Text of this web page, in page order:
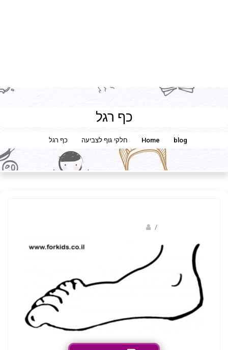
כף רגל
Home blog חלקי גוף לצביעה כף רגל
/